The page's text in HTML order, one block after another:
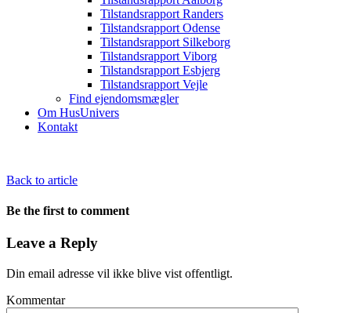
Tilstandsrapport Randers
Tilstandsrapport Odense
Tilstandsrapport Silkeborg
Tilstandsrapport Viborg
Tilstandsrapport Esbjerg
Tilstandsrapport Vejle
Find ejendomsmægler
Om HusUnivers
Kontakt
Back to article
Be the first to comment
Leave a Reply
Din email adresse vil ikke blive vist offentligt.
Kommentar